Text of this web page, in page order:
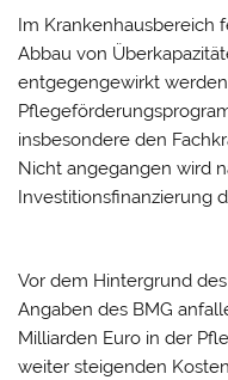
Im Krankenhausbereich
Abbau von
entgegengewirkt
insbesondere den
Nicht angegangen wird
Investitionsfinanzierung
Vor dem Hintergrund
Angaben des BMG
Milliarden Euro in der
weiter steigenden